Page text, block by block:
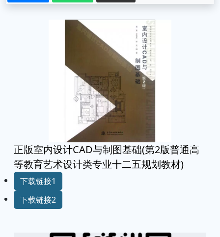
正版室内设计CAD与制图基础(第2版普通高
等教育艺术设计类专业十二五规划教材)
下载链接1
下载链接2